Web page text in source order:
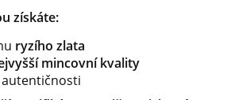
získáte:
ryzího zlata
mincovní kvality